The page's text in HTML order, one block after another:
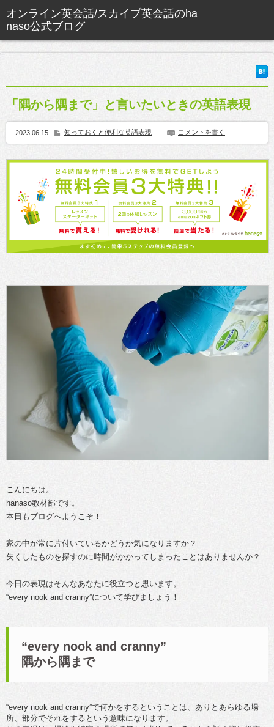
「隅から隅まで」と言いたいときの英語表現
2023.06.15 知っておくと便利な英語表現 コメントを書く
こんにちは。
hanaso教材部です。
本日もブログへようこそ！
家の中が常に片付いているかどうか気になりますか？
失くしたものを探すのに時間がかかってしまったことはありませんか？
今日の表現はそんなあなたに役立つと思います。
“every nook and cranny”について学びましょう！
“every nook and cranny”
隅から隅まで
“every nook and cranny”で何かをするということは、ありとあらゆる場
所、部分でそれをするという意味になります。